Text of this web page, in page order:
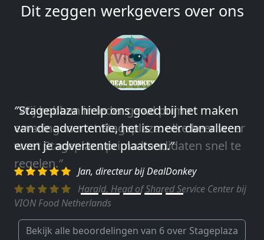
Dit zeggen werkgevers over ons
″Wij hebben in ieder geval prima
ervaringen met Stageplaza: elke keer weer
weet Stageplaza prima kandidaten snel te
regelen.″
Harald, Head of Shared Service Center bij
VION Food Netherlands
Bekijk alle beoordelingen van 6 over Stageplaza